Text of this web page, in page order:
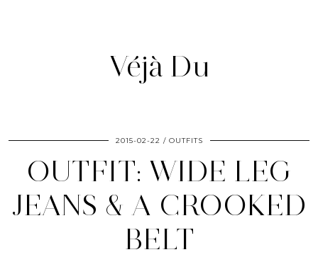
Véjà Du
2015-02-22 OUTFITS
OUTFIT: WIDE LEG
JEANS & A CROOKED
BELT